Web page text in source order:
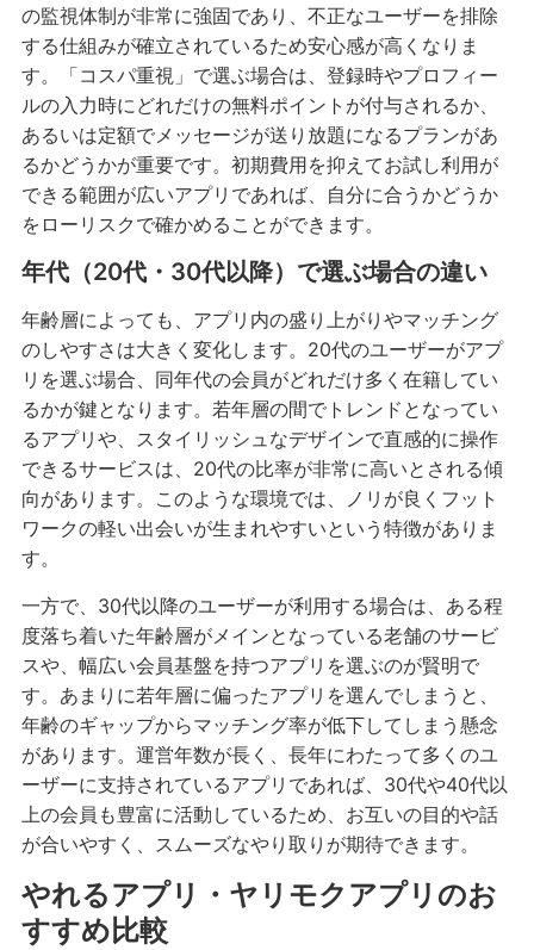
の監視体制が非常に強固であり、不正なユーザーを排除
する仕組みが確立されているため安心感が高くなりま
す。「コスパ重視」で選ぶ場合は、登録時やプロフィー
ルの入力時にどれだけの無料ポイントが付与されるか、
あるいは定額でメッセージが送り放題になるプランがあ
るかどうかが重要です。初期費用を抑えてお試し利用が
できる範囲が広いアプリであれば、自分に合うかどうか
をローリスクで確かめることができます。
年代（20代・30代以降）で選ぶ場合の違い
年齢層によっても、アプリ内の盛り上がりやマッチング
のしやすさは大きく変化します。20代のユーザーがアプ
リを選ぶ場合、同年代の会員がどれだけ多く在籍してい
るかが鍵となります。若年層の間でトレンドとなってい
るアプリや、スタイリッシュなデザインで直感的に操作
できるサービスは、20代の比率が非常に高いとされる傾
向があります。このような環境では、ノリが良くフット
ワークの軽い出会いが生まれやすいという特徴がありま
す。
一方で、30代以降のユーザーが利用する場合は、ある程
度落ち着いた年齢層がメインとなっている老舗のサービ
スや、幅広い会員基盤を持つアプリを選ぶのが賢明で
す。あまりに若年層に偏ったアプリを選んでしまうと、
年齢のギャップからマッチング率が低下してしまう懸念
があります。運営年数が長く、長年にわたって多くのユ
ーザーに支持されているアプリであれば、30代や40代以
上の会員も豊富に活動しているため、お互いの目的や話
が合いやすく、スムーズなやり取りが期待できます。
やれるアプリ・ヤリモクアプリのお
すすめ比較